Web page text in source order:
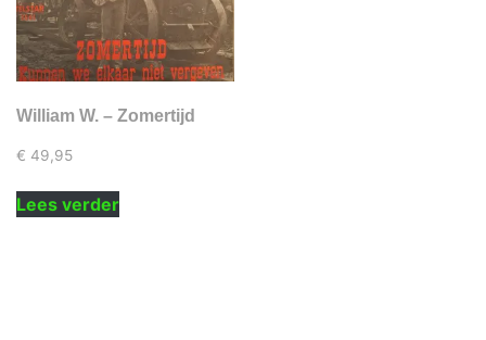
William W. – Zomertijd
€ 49,95
Lees verder